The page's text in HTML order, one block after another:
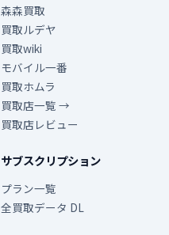
森森買取
買取ルデヤ
買取wiki
モバイル一番
買取ホムラ
買取店一覧 →
買取店レビュー
サブスクリプション
プラン一覧
全買取データ DL